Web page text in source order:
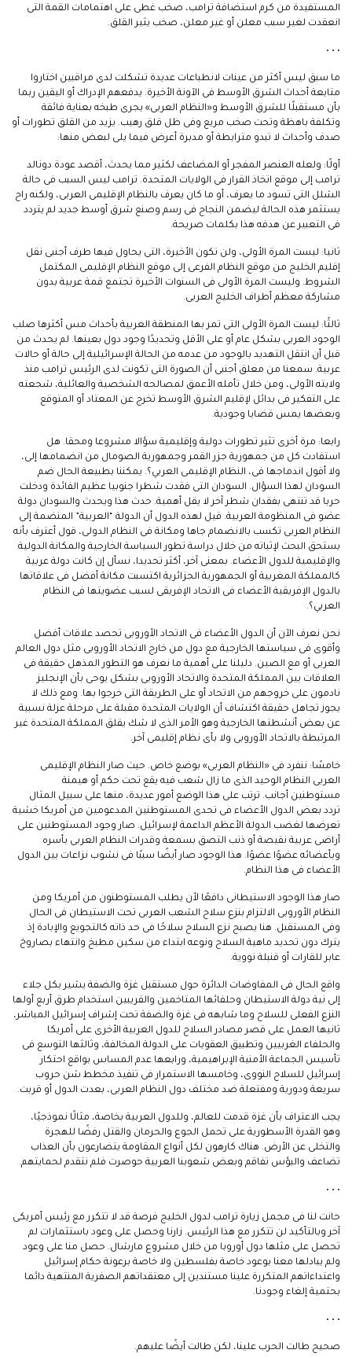
المستفيدة من كرم استضافة ترامب، صخب غطى على اهتمامات القمة التى
انعقدت لغير سبب معلن أو غير معلن، صخب يثير القلق.
• • •
ما سبق ليس أكثر من عينات لانطباعات عديدة تشكلت لدى مراقبين اختاروا
متابعة أحداث الشرق الأوسط فى الآونة الأخيرة. يدفعهم الإدراك أو اليقين ربما
بأن مستقبلًا للشرق الأوسط و«النظام العربى» يجرى طبخه بعناية فائقة
وتكلفة باهظة وتحت صخب مريع وفى ظل قلق رهيب. يزيد من القلق تطورات أو
صدف وأحداث لا تبدو مترابطة أو مدبرة أعرض فيما يلى لبعض منها:
أولًا: ولعله العنصر المفجر أو المضاعف لكثير مما يحدث، أقصد عودة دونالد
ترامب إلى موقع اتخاذ القرار فى الولايات المتحدة. ترامب ليس السبب فى حالة
الشلل التى تسود ما يعرف، أو ما كان يعرف بالنظام الإقليمى العربى، ولكنه راح
يستثمر هذه الحالة ليضمن النجاح فى رسم وصنع شرق أوسط جديد لم يتردد
فى التعبير عن هدفه هذا بكلمات صريحة.
ثانيا: ليست المرة الأولى، ولن تكون الأخيرة، التى يحاول فيها طرف أجنبى نقل
إقليم الخليج من موقع النظام الفرعى إلى موقع النظام الإقليمى المكتمل
الشروط. وليست المرة الأولى فى السنوات الأخيرة تجتمع قمة عربية بدون
مشاركة معظم أطراف الخليج العربى.
ثالثًا: ليست المرة الأولى التى تمر بها المنطقة العربية بأحداث مس أكثرها صلب
الوجود العربى بشكل عام أو على الأقل وتحديدًا وجود دول بعينها. لم يحدث من
قبل أن انتقل التهديد بالوجود من عدمه من الحالة الإسرائيلية إلى حالة أو حالات
عربية. سمعنا من معلق أجنبى أن الصورة التى تكونت لدى الرئيس ترامب منذ
ولايته الأولى، ومن خلال تأمله الأعمق لمصالحه الشخصية والعائلية، شجعته
على التفكير فى بدائل لإقليم الشرق الأوسط تخرج عن المعتاد أو المتوقع
وبعضها يمس قضايا وجودية.
رابعا: مرة أخرى تثير تطورات دولية وإقليمية سؤالا مشروعا ومحقا. هل
استفادت كل من جمهورية جزر القمر وجمهورية الصومال من انضمامها إلى،
ولا أقول اندماجها فى، النظام الإقليمى العربي؟. يمكننا بطبيعة الحال ضم
السودان لهذا السؤال. السودان التى فقدت شطرا جنوبيا عظيم الفائدة ودخلت
حربا قد تنتهى بفقدان شطر آخر لا يقل أهمية. حدث هذا ويحدث والسودان دولة
عضو فى المنظومة العربية. قيل لهذه الدول أن الدولة “العربية” المنضمة إلى
النظام العربى تكسب بالانضمام جاها ومكانة فى النظام الدولى، قول أعترف بأنه
يستحق البحث لإثباته من خلال دراسة تطور السياسة الخارجية والمكانة الدولية
والإقليمية للدول الأعضاء. بمعنى آخر، أكثر تحديدا، نسأل إن كانت دولة عربية
كالمملكة المغربية أو الجمهورية الجزائرية اكتسبت مكانة أفضل فى علاقاتها
بالدول الإفريقية الأعضاء فى الاتحاد الإفريقى لسبب عضويتها فى النظام
العربي؟.
نحن نعرف الآن أن الدول الأعضاء فى الاتحاد الأوروبى تحصد علاقات أفضل
وأقوى فى سياستها الخارجية مع دول من خارج الاتحاد الأوروبى مثل دول العالم
العربى أو مع الصين. دليلنا على أهمية ما نعرف هو التطور المذهل حقيقة فى
العلاقات بين المملكة المتحدة والاتحاد الأوروبى بشكل يوحى بأن الإنجليز
نادمون على خروجهم من الاتحاد أو على الطريقة التى خرجوا بها. ومع ذلك لا
يجوز تجاهل حقيقة اكتشاف أن الولايات المتحدة مقبلة على مرحلة عزلة نسبية
عن بعض أنشطتها الخارجية وهو الأمر الذى لا شك يقلق المملكة المتحدة غير
المرتبطة بالاتحاد الأوروبى ولا بأى نظام إقليمى آخر.
خامسًا: ننفرد فى «النظام العربى» بوضع خاص. حيث صار النظام الإقليمى
العربى النظام الوحيد الذى ما زال شعب فيه يقع تحت حكم أو هيمنة
مستوطنين أجانب. ترتب على هذا الوضع أمور عديدة، منها على سبيل المثال
تردد بعض الدول الأعضاء فى تحدى المستوطنين المدعومين من أمريكا خشية
تعرضها لغضب الدولة الأعظم الداعمة لإسرائيل. صار وجود المستوطنين على
أراضى عربية نقيصة أو ذنب التصق بسمعة وقدرات النظام العربى بأسره
وبأعضائه عضوًا عضوًا. هذا الوجود صار أيضًا سببًا فى نشوب نزاعات بين الدول
الأعضاء فى هذا النظام.
صار هذا الوجود الاستيطانى دافعًا لأن يطلب المستوطنون من أمريكا ومن
النظام الأوروبى الالتزام بنزع سلاح الشعب العربى تحت الاستيطان فى الحال
وفى المستقبل. هنا يصبح نزع السلاح سلاحًا فى حد ذاته كالتجويع والإبادة إذ
يترك دون تحديد ماهية السلاح ونوعه ابتداء من سكين مطبخ وانتهاء بصاروخ
عابر للقارات أو قنبلة نووية.
واقع الحال فى المفاوضات الدائرة حول مستقبل غزة والضفة يشير بكل جلاء
إلى نية دولة الاستيطان وحلفائها المتاخمين والقريبين استخدام طرق أربع أولها
النزع الفعلى للسلاح وما شابهه فى غزة والضفة تحت إشراف إسرائيل المباشر،
ثانيها العمل على قصر مصادر السلاح للدول العربية الأخرى على أمريكا
والحلفاء الغربيين وتطبيق العقوبات على الدولة المخالفة، وثالثها التوسع فى
تأسيس الجماعة الأمنية الإبراهيمية، ورابعها عدم المساس بواقع احتكار
إسرائيل للسلاح النووى، وخامسها الاستمرار فى تنفيذ مخطط شن حروب
سريعة ودورية ومفتعلة ضد مختلف دول النظام العربى، بعدت الدول أو قربت.
يجب الاعتراف بأن غزة قدمت للعالم، وللدول العربية بخاصة، مثالًا نموذجيًا،
وهو القدرة الأسطورية على تحمل الجوع والحرمان والقتل رفضًا للهجرة
والتخلى عن الأرض. هناك كارهون لكل أنواع المقاومة يتضارعون بأن العذاب
تضاعف والبؤس تفاقم وبعض شعوبنا العربية حوصرت فلم نتقدم لحمايتهم.
• • •
حانت لنا فى مجمل زيارة ترامب لدول الخليج فرصة قد لا تتكرر مع رئيس أمريكى
آخر وبالتأكيد لن تتكرر مع هذا الرئيس. زارنا وحصل على وعود باستثمارات لم
تحصل على مثلها دول أوروبا من خلال مشروع مارشال. حصل منا على وعود
ولم يبادلها معنا بوعود خاصة بفلسطين ولا خاصة برعونة حكام إسرائيل
واعتداءاتهم المتكررة علينا مستندين إلى معتقداتهم الصفرية المنتهية دائما
بحتمية إلغاء وجودنا.
• • •
صحيح طالت الحرب علينا، لكن طالت أيضًا عليهم.